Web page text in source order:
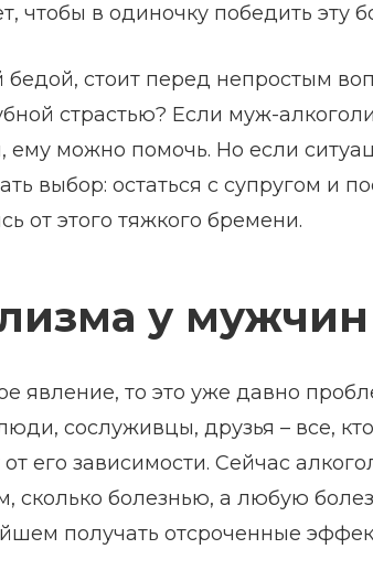
чтобы в одиночку победить эту
стоит перед непростым
страстью? Если муж-
ему можно помочь. Но если
выбор: остаться с супругом и
от этого тяжкого бремени.
у мужчин
явление, то это уже давно
сослуживцы, друзья – все,
его зависимости. Сейчас
сколько болезнью, а любую
получать отсроченные